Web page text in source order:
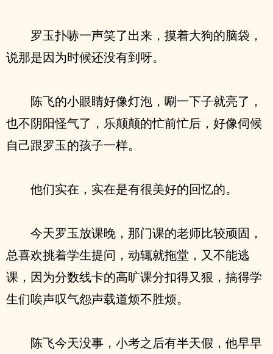
罗玉扑哧一声笑了出来，摸着大狗的脑袋，
说那是因为时候还没有到呀。
陈飞的小眼睛好像灯泡，唰一下子就亮了，
也不阴阳怪气了，乐颠颠的忙前忙后，好像伺候
自己跟罗玉的孩子一样。
他们实在，实在是有很美好的回忆的。
今天罗玉放课晚，那门课的老师比较顽固，
总喜欢挑着学生提问，动辄就拖堂，又不能逃
课，因为分数线卡的高旷课分扣得又狠，搞得学
生们唉声叹气怨声载道烦不胜烦。
陈飞今天没事，小考之后有半天假，他早早